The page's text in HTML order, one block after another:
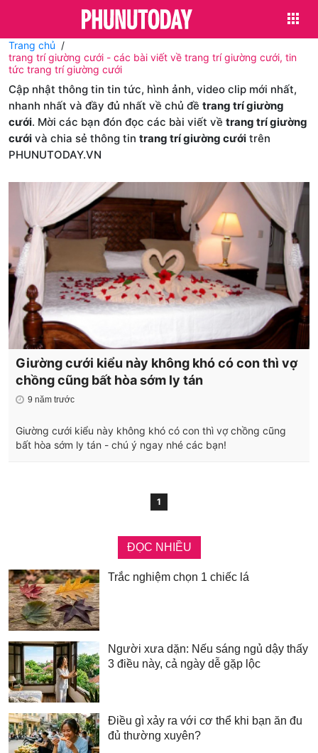
Trang chủ
trang trí giường cưới - các bài viết về trang trí giường cưới, tin
tức trang trí giường cưới
Cập nhật thông tin tin tức, hình ảnh, video clip mới nhất,
nhanh nhất và đầy đủ nhất về chủ đề trang trí giường
cưới. Mời các bạn đón đọc các bài viết về trang trí giường
cưới và chia sẻ thông tin trang trí giường cưới trên
PHUNUTODAY.VN
Giường cưới kiểu này không khó có con thì vợ
chồng cũng bất hòa sớm ly tán
9 năm trước
Giường cưới kiểu này không khó có con thì vợ chồng cũng
bất hòa sớm ly tán - chú ý ngay nhé các bạn!
1
ĐỌC NHIỀU
Trắc nghiệm chọn 1 chiếc lá
Người xưa dặn: Nếu sáng ngủ dậy thấy
3 điều này, cả ngày dễ gặp lộc
Điều gì xảy ra với cơ thể khi bạn ăn đu
đủ thường xuyên?